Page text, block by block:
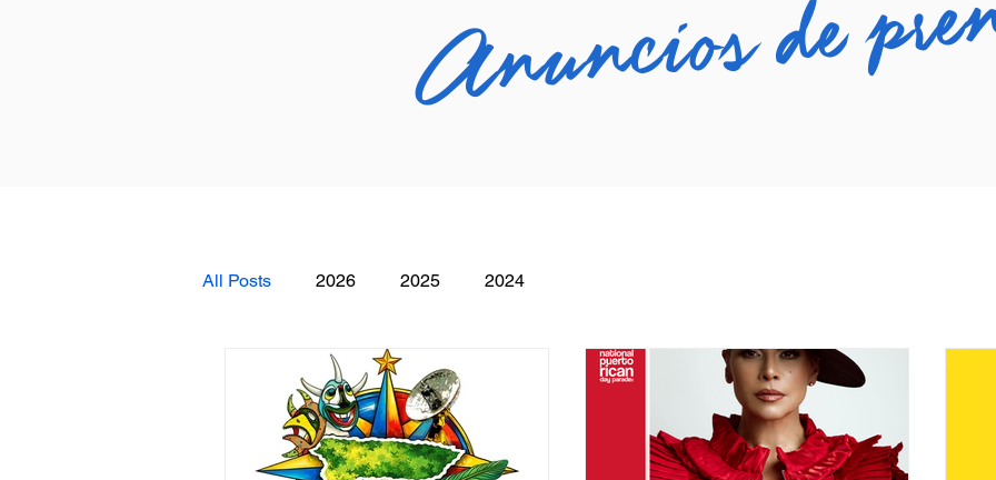
Anuncios de
All Posts 2026 2025 2024